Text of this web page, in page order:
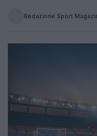
Redazione Sport